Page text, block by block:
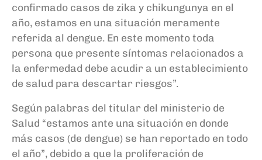
confirmado casos de zika y chikungunya en el
año, estamos en una situación meramente
referida al dengue. En este momento toda
persona que presente síntomas relacionados a
la enfermedad debe acudir a un establecimiento
de salud para descartar riesgos”.
Según palabras del titular del ministerio de
Salud “estamos ante una situación en donde
más casos (de dengue) se han reportado en todo
el año”, debido a que la proliferación de